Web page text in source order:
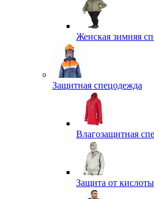
Женская зимняя
Защитная спецодежда
Влагозащитная
Защита от